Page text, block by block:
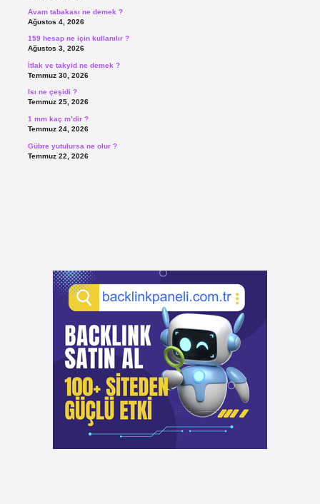
Avam tabakası ne demek ?
Ağustos 4, 2026
159 hesap ne için kullanılır ?
Ağustos 3, 2026
İtlak ve takyid ne demek ?
Temmuz 30, 2026
Isı ne çeşidi ?
Temmuz 25, 2026
1 mm kaç m’dir ?
Temmuz 24, 2026
Gübre yutulursa ne olur ?
Temmuz 22, 2026